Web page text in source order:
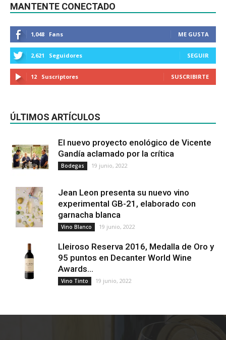
MANTENTE CONECTADO
1,048 Fans ME GUSTA
2,621 Seguidores SEGUIR
12 Suscriptores SUSCRIBIRTE
ÚLTIMOS ARTÍCULOS
El nuevo proyecto enológico de Vicente
Gandía aclamado por la crítica
Bodegas 19 junio, 2022
Jean Leon presenta su nuevo vino
experimental GB-21, elaborado con
garnacha blanca
Vino Blanco 19 junio, 2022
Lleiroso Reserva 2016, Medalla de Oro y
95 puntos en Decanter World Wine
Awards...
Vino Tinto 19 junio, 2022